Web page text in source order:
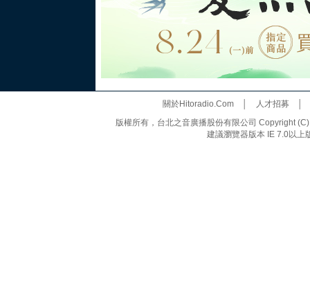
關於Hitoradio.Com│ 人才招募
版權所有，台北之音廣播股份有限公司 Copyright
建議瀏覽器版本 IE 7.0以上